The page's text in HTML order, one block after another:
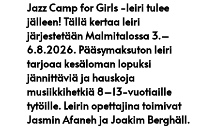
Jazz Camp for Girls -leiri tulee
jälleen! Tällä kertaa leiri
järjestetään Malmitalossa 3.–
6.8.2026. Pääsymaksuton leiri
tarjoaa kesäloman lopuksi
jännittäviä ja hauskoja
musiikkihetkiä 8–13-vuotiaille
tytöille. Leirin opettajina toimivat
Jasmin Afaneh ja Joakim Berghäll.